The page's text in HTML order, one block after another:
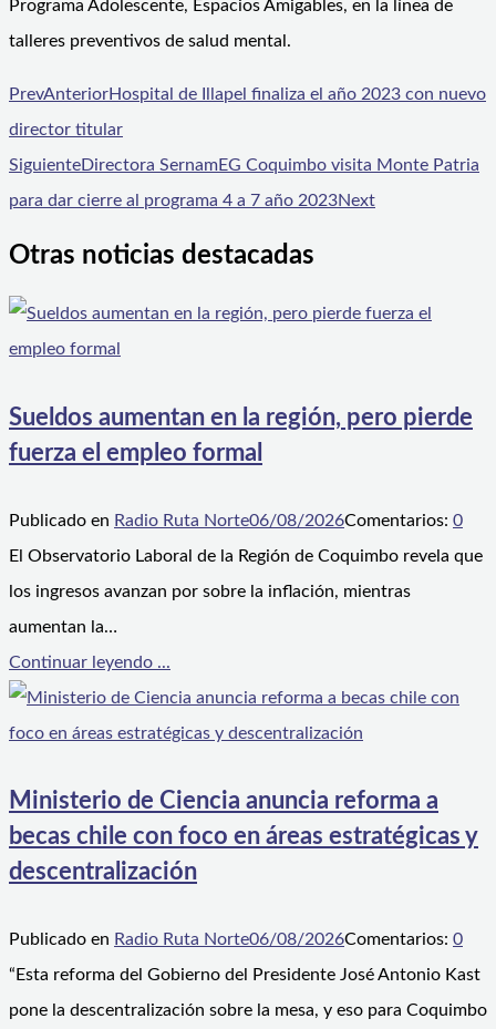
Programa Adolescente, Espacios Amigables, en la línea de
talleres preventivos de salud mental.
PrevAnteriorHospital de Illapel finaliza el año 2023 con nuevo
director titular
SiguienteDirectora SernamEG Coquimbo visita Monte Patria
para dar cierre al programa 4 a 7 año 2023Next
Otras noticias destacadas
Sueldos aumentan en la región, pero pierde
fuerza el empleo formal
Publicado en Radio Ruta Norte06/08/2026Comentarios: 0
El Observatorio Laboral de la Región de Coquimbo revela que
los ingresos avanzan por sobre la inflación, mientras
aumentan la…
Continuar leyendo ...
Ministerio de Ciencia anuncia reforma a
becas chile con foco en áreas estratégicas y
descentralización
Publicado en Radio Ruta Norte06/08/2026Comentarios: 0
“Esta reforma del Gobierno del Presidente José Antonio Kast
pone la descentralización sobre la mesa, y eso para Coquimbo